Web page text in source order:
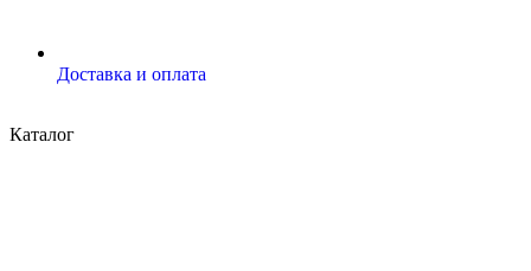
Доставка и оплата
Каталог